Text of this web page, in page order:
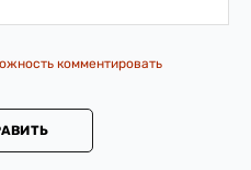
комментировать